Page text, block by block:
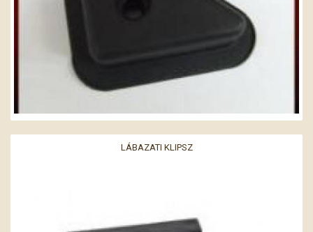
LÁBAZATI KLIPSZ